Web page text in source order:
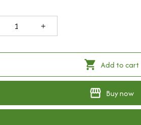
Add to cart
Buy now